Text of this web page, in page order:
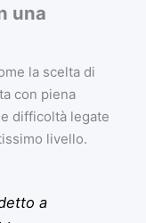
una
la scelta di
con piena
difficoltà legate
livello.
a